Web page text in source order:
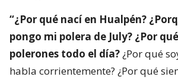
“¿Por qué nací en Hualpén?
pongo mi polera de July? ¿Por
polerones todo el día?¿Por qué
habla corrientemente? ¿Por qué